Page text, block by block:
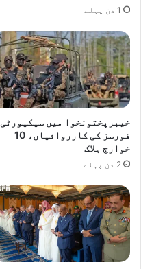
1 دن پہلے
خیبرپختونخوا میں سیکیورٹی
فورسز کی کارروائیاں، 10
خوارج ہلاک
2 دن پہلے